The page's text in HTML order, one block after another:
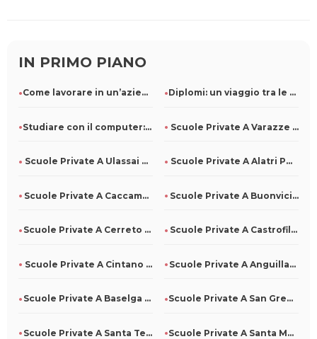
IN PRIMO PIANO
Come lavorare in un’azienda di pulizie: ruoli e competenze r Diplomi: un viaggio tra le diverse specializzazioni
Studiare con il computer: come usarlo al meglio Scuole Private A Varazze Per Tutti
Scuole Private A Ulassai Per Tutti Scuole Private A Alatri Per Tutti
Scuole Private A Caccamo Per Tutti Scuole Private A Buonvicino Per Tutti
Scuole Private A Cerreto Di Spoleto Per Tutti Scuole Private A Castrofilippo Per Tutti
Scuole Private A Cintano Per Tutti Scuole Private A Anguillara Veneta Per Tutti
Scuole Private A Baselga Di Pinè Per Tutti Scuole Private A San Gregorio D'Ippona Per Tutti
Scuole Private A Santa Teresa Di Riva Per Tutti Scuole Private A Santa Maria La Carità Per Tutti